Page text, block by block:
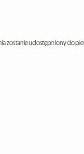
zostanie udostępniony